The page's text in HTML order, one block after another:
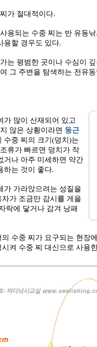
가 절대적이다.
용되는 수중 찌는 반 유동
용할 경우도 있다.
는 평범한 곳이나 수심이
그 주변을 탐색하는 전유
가 많이 산재되어 있고
않은 상황이라면 둥근
수중 찌의 크기 (덩치 )는
류가 빠르면 덩치가 작
거나 아주 미세하면 약간
하는 것이 좋다.
가 가라앉으려는 성질을
가 조금만 감시를 게을
락에 닿거나 감겨 낭패
수중 찌가 요구되는 현장
켜 수중 찌 대신으로 사용